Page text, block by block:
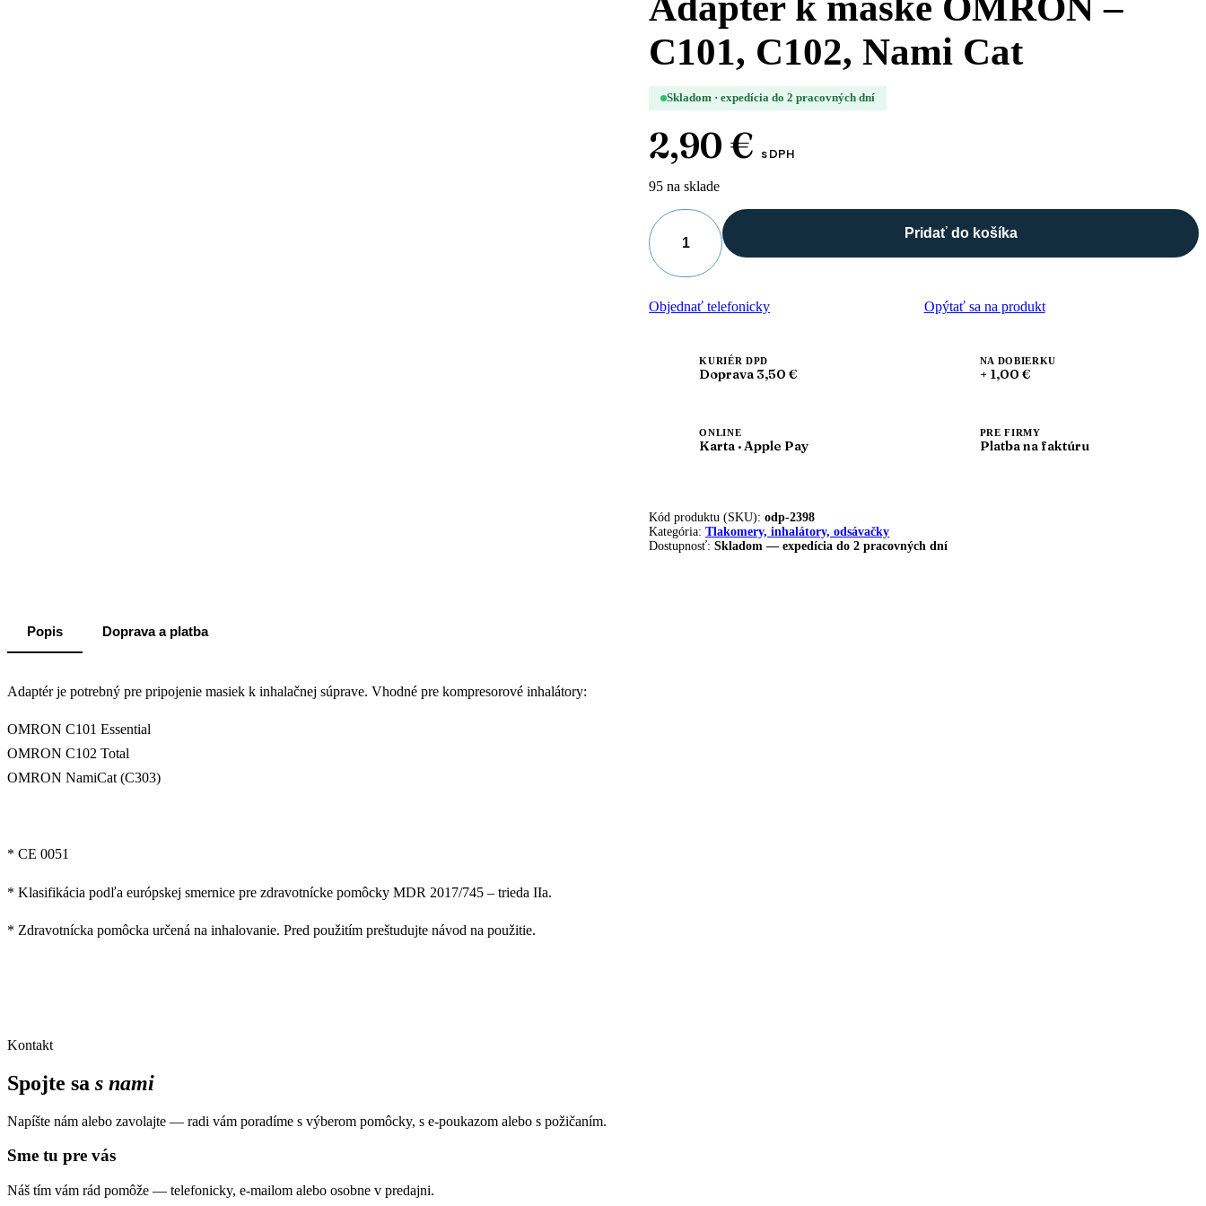
C101, C102, Nami Cat
Skladom · expedícia do 2 pracovných dní
2,90 € s DPH
95 na sklade
množstvo
Adaptér
maske
OMRON
Pridať do košíka
Objednať telefonicky Opýtať sa na produkt
KURIÉR DPD
Doprava 3,50 €
NA DOBIERKU
+ 1,00 €
ONLINE
Karta · Apple Pay
PRE FIRMY
Platba na faktúru
Kód produktu (SKU):odp-2398
Kategória:Tlakomery, inhalátory, odsávačky
Dostupnosť:Skladom — expedícia do 2 pracovných dní
Popis Doprava a platba
Adaptér je potrebný pre pripojenie masiek k inhalačnej súprave. Vhodné pre kompresorové inhalátory:
OMRON C101 Essential
OMRON C102 Total
OMRON NamiCat (C303)
* CE 0051
* Klasifikácia podľa európskej smernice pre zdravotnícke pomôcky MDR 2017/745 – trieda IIa.
* Zdravotnícka pomôcka určená na inhalovanie. Pred použitím preštudujte návod na použitie.
Kontakt
Spojte sa s nami
Napíšte nám alebo zavolajte — radi vám poradíme s výberom pomôcky, s e-poukazom alebo s požičaním.
Sme tu pre vás
Náš tím vám rád pomôže — telefonicky, e-mailom alebo osobne v predajni.